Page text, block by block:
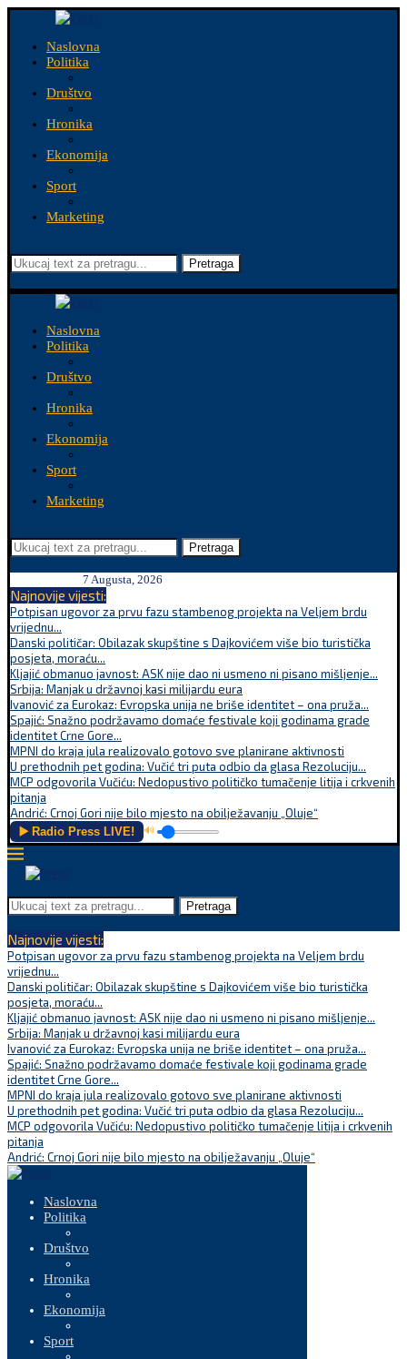
Naslovna
Politika
Društvo
Hronika
Ekonomija
Sport
Marketing
Pretraga
Naslovna
Politika
Društvo
Hronika
Ekonomija
Sport
Marketing
Pretraga
7 Augusta, 2026
Najnovije vijesti:
Potpisan ugovor za prvu fazu stambenog projekta na Veljem brdu
vrijednu...
Danski političar: Obilazak skupštine s Dajkovićem više bio turistička
posjeta, moraću...
Kljajić obmanuo javnost: ASK nije dao ni usmeno ni pisano mišljenje...
Srbija: Manjak u državnoj kasi milijardu eura
Ivanović za Eurokaz: Evropska unija ne briše identitet – ona pruža...
Spajić: Snažno podržavamo domaće festivale koji godinama grade
identitet Crne Gore...
MPNI do kraja jula realizovalo gotovo sve planirane aktivnosti
U prethodnih pet godina: Vučić tri puta odbio da glasa Rezoluciju...
MCP odgovorila Vučiću: Nedopustivo političko tumačenje litija i crkvenih
pitanja
Andrić: Crnoj Gori nije bilo mjesto na obilježavanju „Oluje“
▶️ Radio Press LIVE! 🔊
Pretraga
Najnovije vijesti:
Potpisan ugovor za prvu fazu stambenog projekta na Veljem brdu
vrijednu...
Danski političar: Obilazak skupštine s Dajkovićem više bio turistička
posjeta, moraću...
Kljajić obmanuo javnost: ASK nije dao ni usmeno ni pisano mišljenje...
Srbija: Manjak u državnoj kasi milijardu eura
Ivanović za Eurokaz: Evropska unija ne briše identitet – ona pruža...
Spajić: Snažno podržavamo domaće festivale koji godinama grade
identitet Crne Gore...
MPNI do kraja jula realizovalo gotovo sve planirane aktivnosti
U prethodnih pet godina: Vučić tri puta odbio da glasa Rezoluciju...
MCP odgovorila Vučiću: Nedopustivo političko tumačenje litija i crkvenih
pitanja
Andrić: Crnoj Gori nije bilo mjesto na obilježavanju „Oluje“
Naslovna
Politika
Društvo
Hronika
Ekonomija
Sport